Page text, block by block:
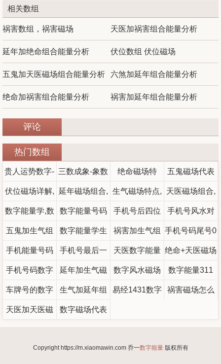
相关数组
祸害数组，祸害磁场 天医加祸害组合能量分析
延年加绝命组合能量分析 伏位数组 伏位磁场
五鬼加天医磁场组合能量分析 六煞加延年组合能量分析
绝命加祸害组合能量分析 祸害加延年组合能量分析
评论
热门数组
贵人运势数字-
贵人和财富代
表的数字
三数成象-象数
中各数字的含
义
绝命磁场特
点，绝命磁场
用什么磁场化
解，绝命磁场
的号码
五鬼磁场代表
什么,五鬼磁场
的特点,五鬼磁
场怎么化解
伏位磁场详解,
伏位磁场组合,
伏位磁场代表
什么
延年磁场组合,
延年磁场详解,
延年磁场特点
生气磁场特点,
生气磁场组合,
生气磁场是什
么意思
天医磁场组合,
天医磁场特点,
天医磁场是什
么意思
数字能量学,数
字能量学组合
数字图
数字能量号码
运势-数字能量
吉凶表
手机号后四位
吉数对照表
手机号风水对
照表最全
五鬼加生气组
合
数字能量学生
（孩子）适合
用的号码，旺
学业的手机号
码磁场选择
祸害加生气组
合,数字能量祸
害加生气,磁场
组合能量分析
手机号码尾号0
好吗 尾数00的
手机号寓意
手机能量号码
1349为什么贵
（号码1349能
量什么意思）
手机号最后一
位暗示命运，
最吉利的手机
号码尾号
天医数字能量
代表什么意思
绝命+天医磁场
组合综合简析
手机号码数字
含义（0-9手机
号码数字寓意
延年加生气磁
场组合能量分
析-数字能量学
数字风水磁场
八星组合含义
数字能量311
车牌号的数字
能量与风水
生气加延年组
合
易经1431数字 祸害磁场怎么
天医加天医磁
析
数字磁场代表
量磁场
Copyright https://m.xiaomawin.com 乔一数字能量版权所有